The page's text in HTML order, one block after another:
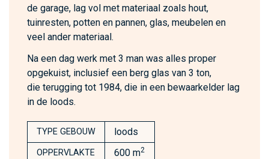
de garage, lag vol met materiaal zoals hout,
tuinresten, potten en pannen, glas, meubelen en
veel ander materiaal.
Na een dag werk met 3 man was alles proper
opgekuist, inclusief een berg glas van 3 ton,
die terugging tot 1984, die in een bewaarkelder lag
in de loods.
TYPE GEBOUW loods
OPPERVLAKTE 600 m2